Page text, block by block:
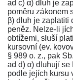
ad c) α) dluh je
poměru zákonem
β) dluh je zaplatiti
peněz. Nelze-li
obtížemi, sluší
kursovní (ev.
§ 989 o. z., pak
ad d) α) dluhují se
podle jejích kursu